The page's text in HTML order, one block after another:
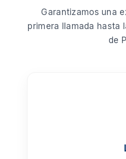
Garantizamos una
primera llamada hasta
de